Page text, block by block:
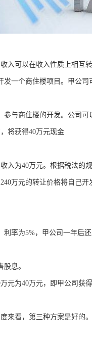
入可以在收入性质上相互
发一个商住楼项目。甲公
参与商住楼的开发。公司
将获得40万元现金
入为40万元。根据税法的
万元的转让价格将自己
率为5%，甲公司一年后
息。
元为40万元，即甲公司获
来看，第三种方案是好的